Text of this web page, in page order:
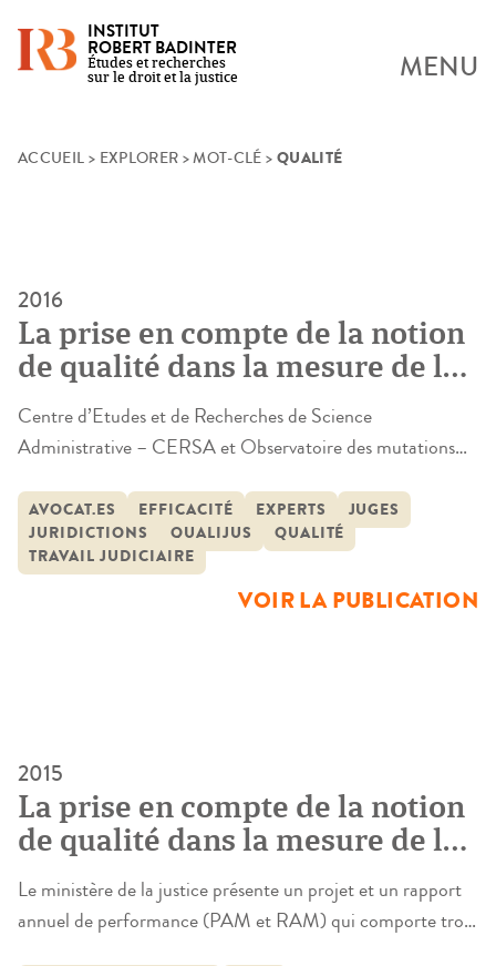
Skip
INSTITUT
ROBERT BADINTER
Études et recherches
sur le droit et la justice
MENU
ACCUEIL > EXPLORER >MOT-CLÉ > QUALITÉ
2016
La prise en compte de la notion
de qualité dans la mesure de la
performance judiciaire
(QUALIJUS – Justice
administrative)
Centre d’Etudes et de Recherches de Science
Administrative – CERSA et Observatoire des mutations
Métayer, C. Foulquier-Expert et A. Sauviat)La qualité, qui
peut être définie comme la « capacité d’une entité à
satisfaire les besoins des bénéficiaires de la prestation », a
de multiples dimensions en matière de […]
AVOCAT.ES EFFICACITÉ EXPERTS
JUGES
JURIDICTIONS
QUALIJUS
QUALITÉ
TRAVAIL JUDICIAIRE
VOIR LA PUBLICATION
2015
La prise en compte de la notion
de qualité dans la mesure de la
performance judiciaire
(QUALIJUS – Aspects
judiciaires)
Le ministère de la justice présente un projet et un rapport
annuel de performance (PAM et RAM) qui comporte trois